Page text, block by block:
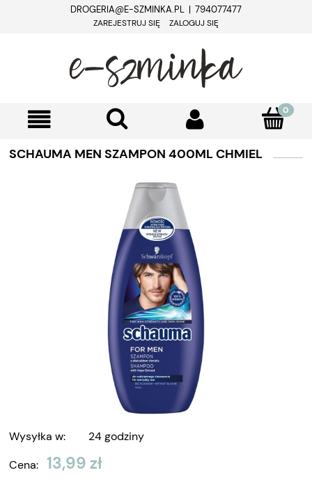
DROGERIA@E-SZMINKA.PL | 794077477
ZAREJESTRUJ SIĘ ZALOGUJ SIĘ
SCHAUMA MEN SZAMPON 400ML CHMIEL
Wysyłka w:
24 godziny
Cena: 13,99 zł